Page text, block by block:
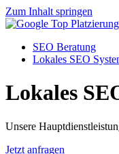
Zum Inhalt springen
SEO Beratung
Lokales SEO
Lokales
Unsere
Jetzt anfragen